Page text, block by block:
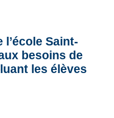
Saint-
besoins de
les élèves